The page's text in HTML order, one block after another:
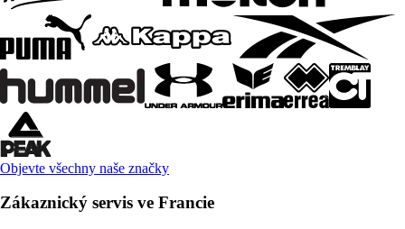
Objevte všechny naše značky
Zákaznický servis ve Francie